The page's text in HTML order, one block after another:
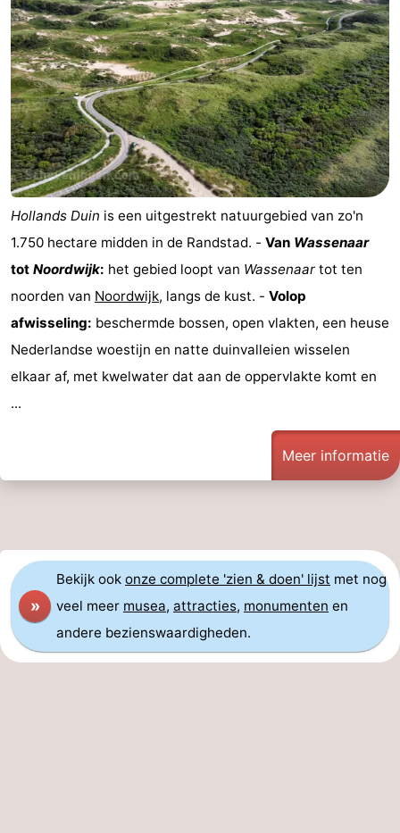
Hollands Duin is een uitgestrekt natuurgebied van zo'n
1.750 hectare midden in de Randstad. - Van Wassenaar
tot Noordwijk: het gebied loopt van Wassenaar tot ten
noorden van Noordwijk, langs de kust. - Volop
afwisseling: beschermde bossen, open vlakten, een heuse
Nederlandse woestijn en natte duinvalleien wisselen
elkaar af, met kwelwater dat aan de oppervlakte komt en
...
Meer informatie
»
Bekijk ook onze complete 'zien & doen' lijst met nog
veel meer musea, attracties, monumenten en
andere bezienswaardigheden.